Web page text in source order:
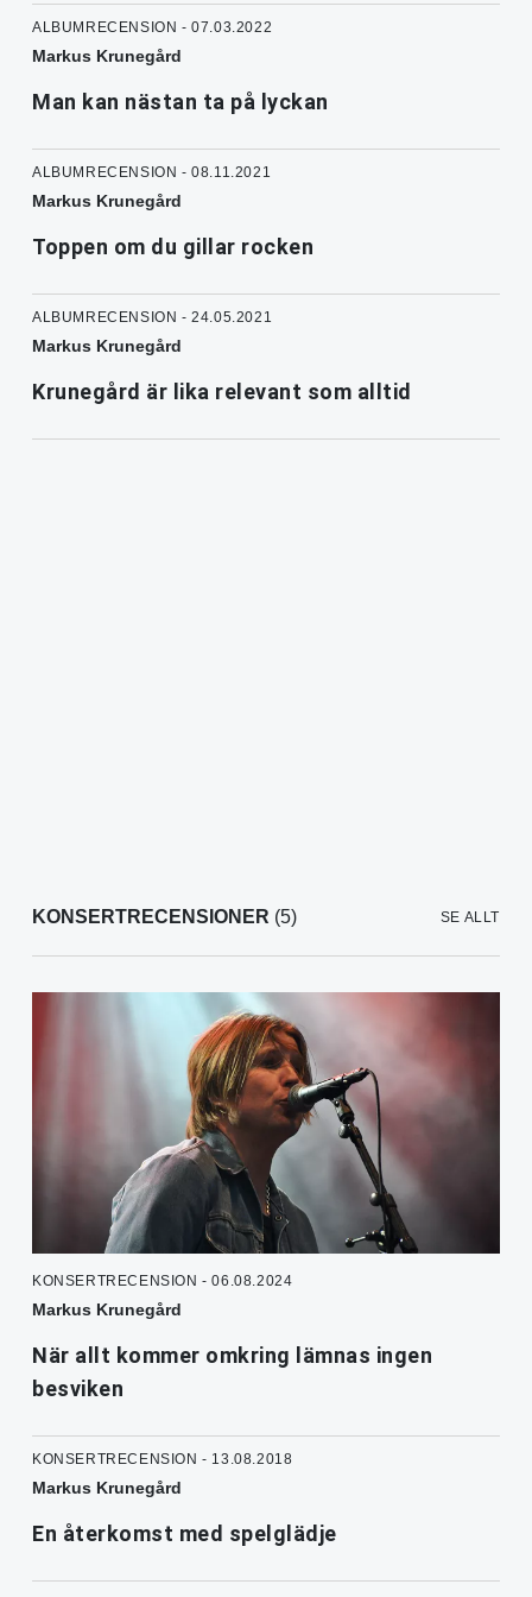
ALBUMRECENSION - 07.03.2022
Markus Krunegård
Man kan nästan ta på lyckan
ALBUMRECENSION - 08.11.2021
Markus Krunegård
Toppen om du gillar rocken
ALBUMRECENSION - 24.05.2021
Markus Krunegård
Krunegård är lika relevant som alltid
KONSERTRECENSIONER (5) SE ALLT
KONSERTRECENSION - 06.08.2024
Markus Krunegård
När allt kommer omkring lämnas ingen
besviken
KONSERTRECENSION - 13.08.2018
Markus Krunegård
En återkomst med spelglädje